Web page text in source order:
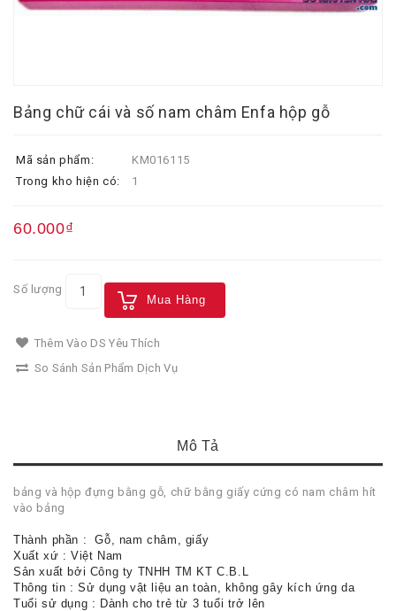
Bảng chữ cái và số nam châm Enfa hộp gỗ
Mã sản phẩm:
KM016115
Trong kho hiện có:
1
60.000₫
Số lượng
Mua Hàng
Thêm Vào DS Yêu Thích
So Sánh Sản Phẩm Dịch Vụ
Mô Tả
bảng và hộp đựng bằng gỗ, chữ bằng giấy cứng có nam châm hít
vào bảng
Thành phần : Gỗ, nam châm, giấy
Xuất xứ : Việt Nam
Sản xuất bởi Công ty TNHH TM KT C.B.L
Thông tin : Sử dụng vật liệu an toàn, không gây kích ứng da
Tuổi sử dụng : Dành cho trẻ từ 3 tuổi trở lên